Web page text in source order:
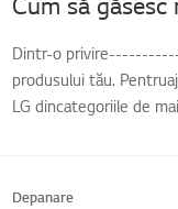
Dintr-o
produsului tău.
LG dincategoriile de
Depanare